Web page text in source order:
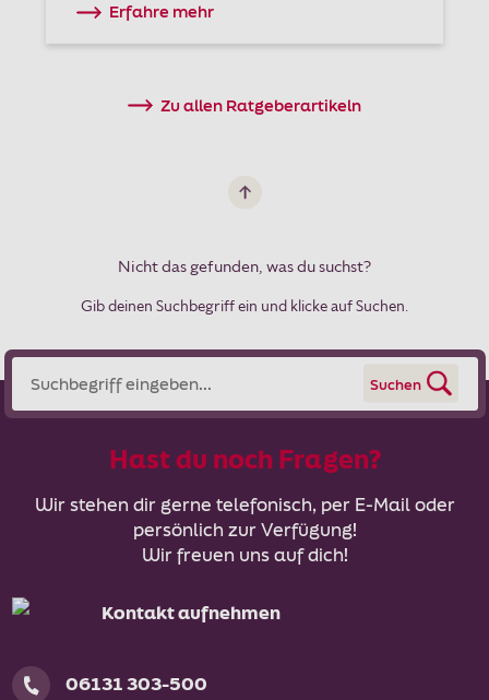
Erfahre mehr
Zu allen Ratgeberartikeln
Nicht das gefunden, was du suchst?
Gib deinen Suchbegriff ein und klicke auf Suchen.
Suchen
Hast du noch Fragen?
Wir stehen dir gerne telefonisch, per E-Mail oder
persönlich zur Verfügung!
Wir freuen uns auf dich!
Kontakt aufnehmen
06131 303-500